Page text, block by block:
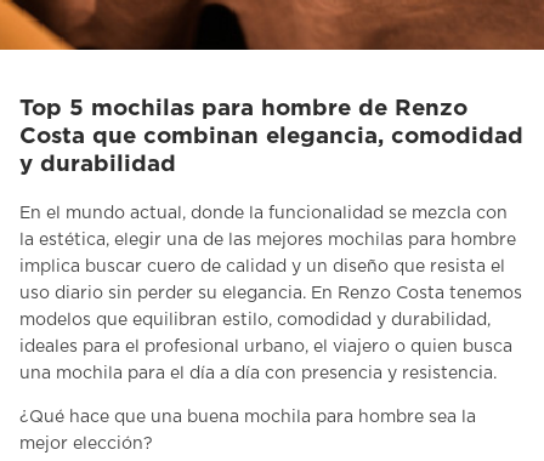
Top 5 mochilas para hombre de Renzo
Costa que combinan elegancia, comodidad
y durabilidad
En el mundo actual, donde la funcionalidad se mezcla con
la estética, elegir una de las mejores mochilas para hombre
implica buscar cuero de calidad y un diseño que resista el
uso diario sin perder su elegancia. En Renzo Costa tenemos
modelos que equilibran estilo, comodidad y durabilidad,
ideales para el profesional urbano, el viajero o quien busca
una mochila para el día a día con presencia y resistencia.
¿Qué hace que una buena mochila para hombre sea la
mejor elección?